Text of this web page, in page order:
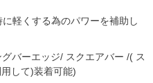
軽くする為のパワーを補助し
バーエッジ/ スクエアバー /( ス
して)装着可能)